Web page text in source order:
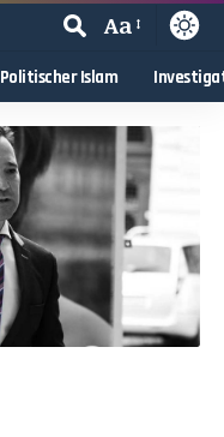
Aa
Politischer Islam